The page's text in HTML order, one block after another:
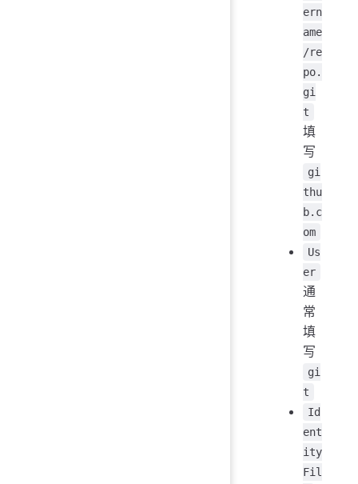
ern
ame
/re
po.
gi
t
填
写
gi
thu
b.c
om
Us
er
通
常
填
写
gi
t
Id
ent
ity
Fil